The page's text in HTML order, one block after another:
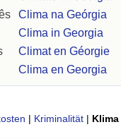
Clima na Geórgia
Clima in Georgia
Climat en Géorgie
Clima en Georgia
| Kriminalität | Klima